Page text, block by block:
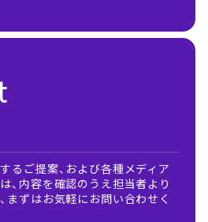
るご提案、および各種メディア
、内容を確認のうえ担当者より
まずはお気軽にお問い合わせく